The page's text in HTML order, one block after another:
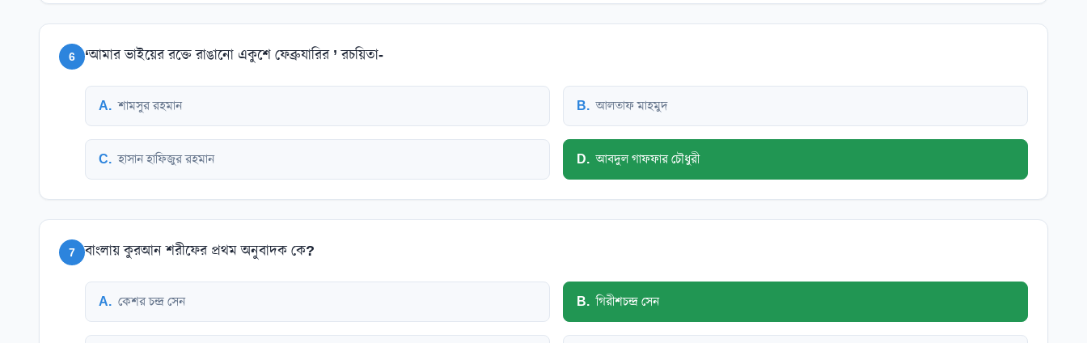
6 ‘আমার ভাইয়ের রক্তে রাঙানো একুশে ফেব্রুযারির ’ রচয়িতা-
A. শামসুর রহমান B. আলতাফ মাহমুদ
C. হাসান হাফিজুর রহমান D. আবদুল গাফফার চৌধুরী
7 বাংলায় কুরআন শরীফের প্রথম অনুবাদক কে?
A. কেশর চন্দ্র সেন B. গিরীশচন্দ্র সেন